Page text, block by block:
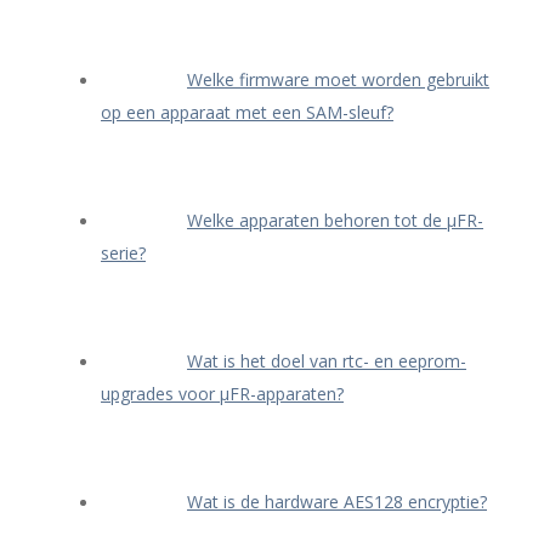
Welke firmware moet worden gebruikt
op een apparaat met een SAM-sleuf?
Welke apparaten behoren tot de μFR-
serie?
Wat is het doel van rtc- en eeprom-
upgrades voor μFR-apparaten?
Wat is de hardware AES128 encryptie?